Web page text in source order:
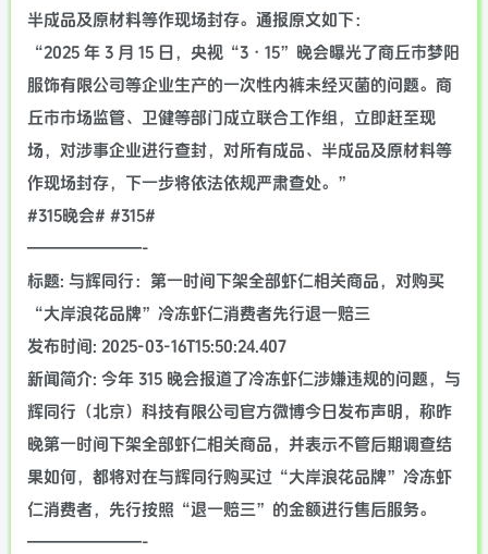
半成品及原材料等作现场封存。通报原文如下：
“2025 年 3 月 15 日，央视“3・15”晚会曝光了商丘市梦阳
服饰有限公司等企业生产的一次性内裤未经灭菌的问题。商
丘市市场监管、卫健等部门成立联合工作组，立即赶至现
场，对涉事企业进行查封，对所有成品、半成品及原材料等
作现场封存，下一步将依法依规严肃查处。”
#315晚会# #315#
———————-
标题: 与辉同行：第一时间下架全部虾仁相关商品，对购买
“大岸浪花品牌”冷冻虾仁消费者先行退一赔三
发布时间: 2025-03-16T15:50:24.407
新闻简介: 今年 315 晚会报道了冷冻虾仁涉嫌违规的问题，与
辉同行（北京）科技有限公司官方微博今日发布声明，称昨
晚第一时间下架全部虾仁相关商品，并表示不管后期调查结
果如何，都将对在与辉同行购买过“大岸浪花品牌”冷冻虾
仁消费者，先行按照“退一赔三”的金额进行售后服务。
———————-